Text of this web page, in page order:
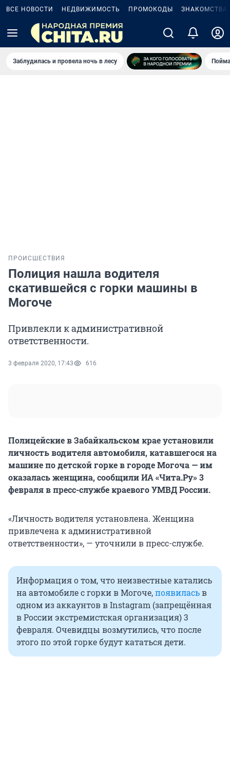
ВСЕ НОВОСТИ НЕДВИЖИМОСТЬ ПРОМОКОДЫ ЗНАКОМСТВА
Заблудилась и провела ночь в лесу
ПРОИСШЕСТВИЯ
Полиция нашла водителя
скатившейся с горки машины в
Могоче
Привлекли к административной
ответственности.
3 февраля 2020, 17:43 616
Полицейские в Забайкальском крае установили
личность водителя автомобиля, катавшегося на
машине по детской горке в городе Могоча — им
оказалась женщина, сообщили ИА «Чита.Ру» 3
февраля в пресс-службе краевого УМВД России.
«Личность водителя установлена. Женщина
привлечена к административной
ответственности», — уточнили в пресс-службе.
Информация о том, что неизвестные катались
на автомобиле с горки в Могоче,появиласьв
одном из аккаунтов в Instagram (запрещённая
в России экстремистская организация) 3
февраля. Очевидцы возмутились, что после
этого по этой горке будут кататься дети.